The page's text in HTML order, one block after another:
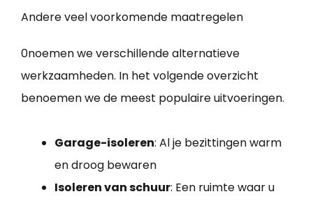
Andere veel voorkomende maatregelen
0noemen we verschillende alternatieve
werkzaamheden. In het volgende overzicht
benoemen we de meest populaire uitvoeringen.
Garage-isoleren: Al je bezittingen warm
en droog bewaren
Isoleren van schuur: Een ruimte waar u